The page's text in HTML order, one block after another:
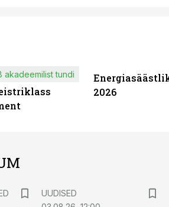
akadeemilist tundi
2026
UUDISED